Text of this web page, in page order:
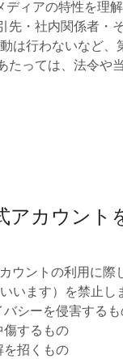
ディアの特性を理
先・社内関係者・
は行わないなど、
たっては、法令や
アカウント
ウントの利用に
います）を禁止し
シーを侵害するも
するもの
招くもの